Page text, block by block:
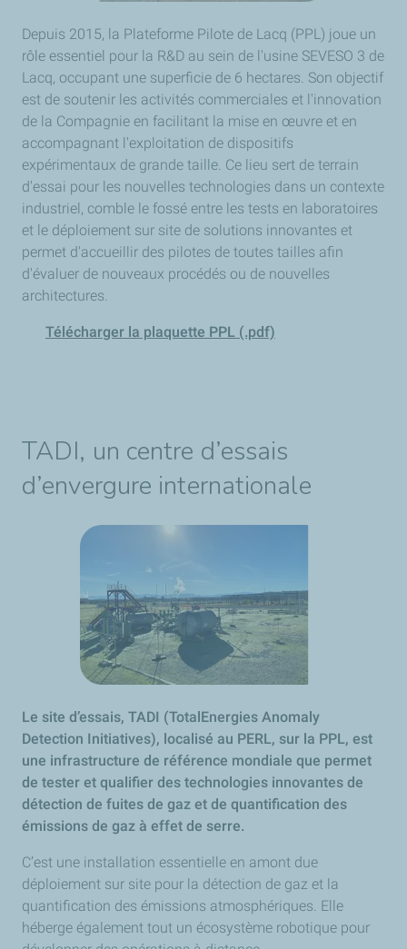
Depuis 2015, la Plateforme Pilote de Lacq (PPL) joue un
rôle essentiel pour la R&D au sein de l'usine SEVESO 3 de
Lacq, occupant une superficie de 6 hectares. Son objectif
est de soutenir les activités commerciales et l'innovation
de la Compagnie en facilitant la mise en œuvre et en
accompagnant l'exploitation de dispositifs
expérimentaux de grande taille. Ce lieu sert de terrain
d'essai pour les nouvelles technologies dans un contexte
industriel, comble le fossé entre les tests en laboratoires
et le déploiement sur site de solutions innovantes et
permet d'accueillir des pilotes de toutes tailles afin
d'évaluer de nouveaux procédés ou de nouvelles
architectures.
Télécharger la plaquette PPL (.pdf)
TADI, un centre d’essais
d’envergure internationale
Le site d’essais, TADI (TotalEnergies Anomaly
Detection Initiatives), localisé au PERL, sur la PPL, est
une infrastructure de référence mondiale que permet
de tester et qualifier des technologies innovantes de
détection de fuites de gaz et de quantification des
émissions de gaz à effet de serre.
C’est une installation essentielle en amont due
déploiement sur site pour la détection de gaz et la
quantification des émissions atmosphériques. Elle
héberge également tout un écosystème robotique pour